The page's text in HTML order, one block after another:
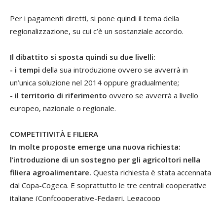
Per i pagamenti diretti, si pone quindi il tema della
regionalizzazione, su cui c’è un sostanziale accordo.
Il dibattito si sposta quindi su due livelli:
- i tempi della sua introduzione ovvero se avverrà in
un’unica soluzione nel 2014 oppure gradualmente;
- il territorio di riferimento ovvero se avverrà a livello
europeo, nazionale o regionale.
COMPETITIVITÀ E FILIERA
In molte proposte emerge una nuova richiesta:
l’introduzione di un sostegno per gli agricoltori nella
filiera agroalimentare. Questa richiesta è stata accennata
dal Copa-Cogeca. E soprattutto le tre centrali cooperative
italiane (Confcooperative-Fedagri, Legacoop